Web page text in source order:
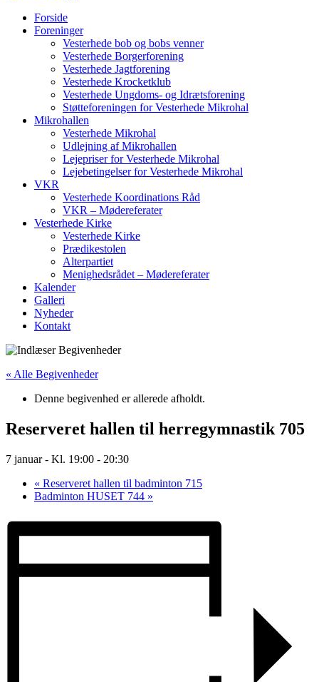
Forside
Foreninger
Vesterhede bob og bobs venner
Vesterhede Borgerforening
Vesterhede Jagtforening
Vesterhede Krocketklub
Vesterhede Ungdoms- og Idrætsforening
Støtteforeningen for Vesterhede Mikrohal
Mikrohallen
Vesterhede Mikrohal
Udlejning af Mikrohallen
Lejepriser for Vesterhede Mikrohal
Lejebetingelser for Vesterhede Mikrohal
VKR
Vesterhede Koordinations Råd
VKR – Mødereferater
Vesterhede Kirke
Vesterhede Kirke
Prædikestolen
Alterpartiet
Menighedsrådet – Mødereferater
Kalender
Galleri
Nyheder
Kontakt
« Alle Begivenheder
Denne begivenhed er allerede afholdt.
Reserveret hallen til herregymnastik 705
7 januar - Kl. 19:00 - 20:30
« Reserveret hallen til badminton 715
Badminton HUSET 744 »